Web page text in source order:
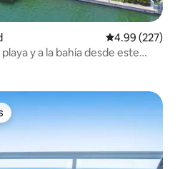
Calificación
4.99 (227)
y a la bahía desde este